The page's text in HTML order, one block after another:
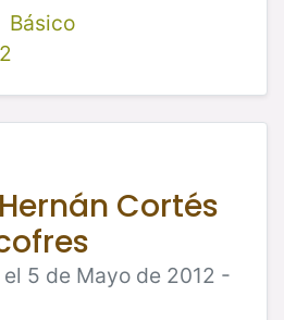
Básico
Cortés
5 de Mayo de 2012 -